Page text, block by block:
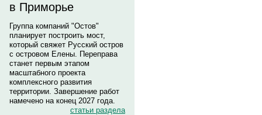
в Приморье
Группа компаний "Остов"
планирует построить мост,
который свяжет Русский остров
с островом Елены. Переправа
станет первым этапом
масштабного проекта
комплексного развития
территории. Завершение работ
намечено на конец 2027 года.
статьи раздела